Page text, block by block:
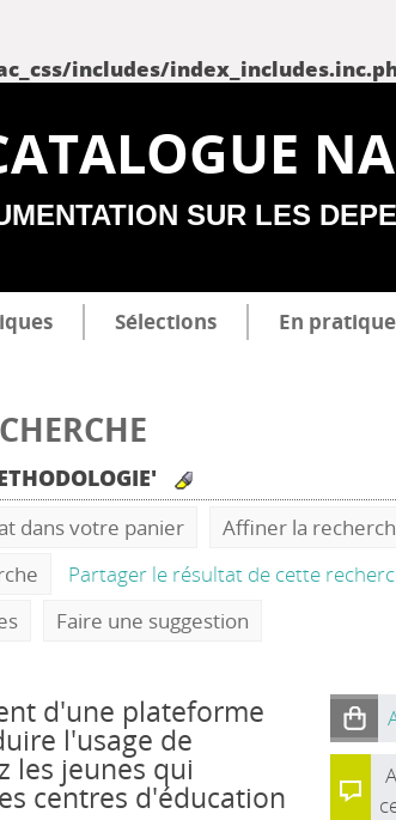
includes/
SUR LES
Sélections En pratique
dans votre panier
Affiner la
Partager le résultat de cette
Faire une suggestion
d'une plateforme
l'usage de
les jeunes qui
centres d'éducation